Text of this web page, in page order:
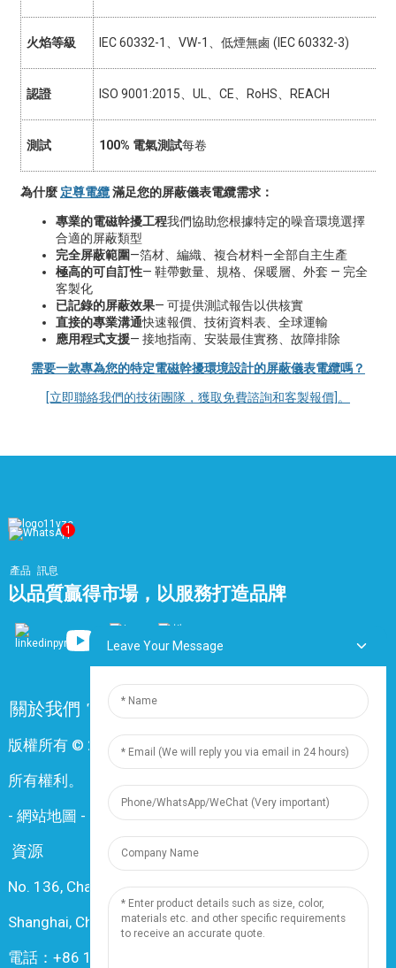
火焰等級 IEC 60332-1、VW-1、低煙無鹵 (IEC 60332-3)
認證 ISO 9001:2015、UL、CE、RoHS、REACH
測試 100% 電氣測試每卷
為什麼 定尊電纜滿足您的屏蔽儀表電纜需求：
專業的電磁幹擾工程我們協助您根據特定的噪音環境選擇
合適的屏蔽類型
完全屏蔽範圍—箔材、編織、複合材料—全部自主生產
極高的可自訂性— 鞋帶數量、規格、保暖層、外套 — 完全
客製化
已記錄的屏蔽效果— 可提供測試報告以供核實
直接的專業溝通快速報價、技術資料表、全球運輸
應用程式支援— 接地指南、安裝最佳實務、故障排除
需要一款專為您的特定電磁幹擾環境設計的屏蔽儀表電纜嗎？
[立即聯絡我們的技術團隊，獲取免費諮詢和客製報價]。
產品 訊息
以品質贏得市場，以服務打造品牌
關於我們 常問問題
版權所有 © 2024 上海鼎尊電氣電纜股份有限公司。保留
所有權利。
- 網站地圖 - Resource
資源
No. 136, Changxiang Rd., Nanxiang Town, 201802,
Shanghai, China
電話：+86 18019377761
1
Leave Your Message